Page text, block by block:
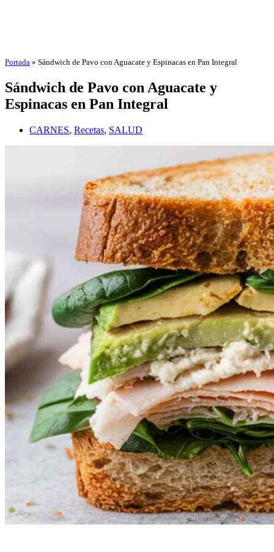
Portada » Sándwich de Pavo con Aguacate y Espinacas en Pan Integral
Sándwich de Pavo con Aguacate y
Espinacas en Pan Integral
CARNES, Recetas, SALUD